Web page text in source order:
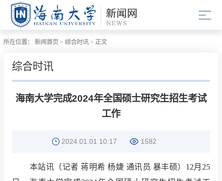
所在位置： 新闻首页 > 综合时讯 > 正文
综合时讯
海南大学完成2024年全国硕士研究生招生考试
工作
2024.01.01 10:17 1582
本站讯（记者 蒋明希 杨婕 通讯员 暴丰硕）12月25